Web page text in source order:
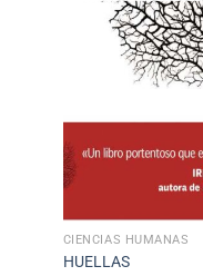
CIENCIAS HUMANAS
HUELLAS